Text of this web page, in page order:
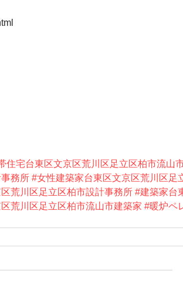
住宅台東区文京区荒川区足立区柏市流山
務所 #女性建築家台東区文京区荒川区足
荒川区足立区柏市設計事務所 #建築家台
荒川区足立区柏市流山市建築家 #暖炉ペ